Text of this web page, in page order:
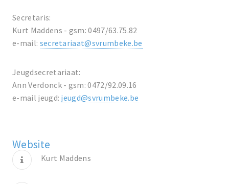
Secretaris:
Kurt Maddens - gsm: 0497/63.75.82
e-mail: secretariaat@svrumbeke.be
Jeugdsecretariaat:
Ann Verdonck - gsm: 0472/92.09.16
e-mail jeugd: jeugd@svrumbeke.be
Website
Kurt Maddens